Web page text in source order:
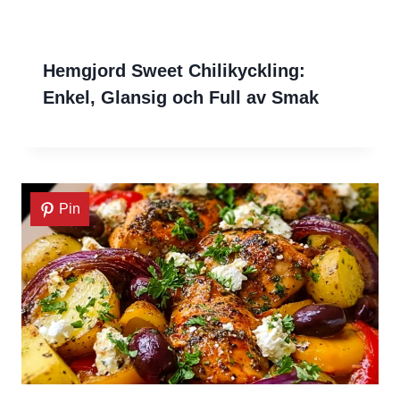
Hemgjord Sweet Chilikyckling:
Enkel, Glansig och Full av Smak
Pin